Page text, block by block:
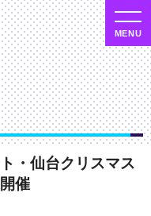
・仙台クリスマス
催